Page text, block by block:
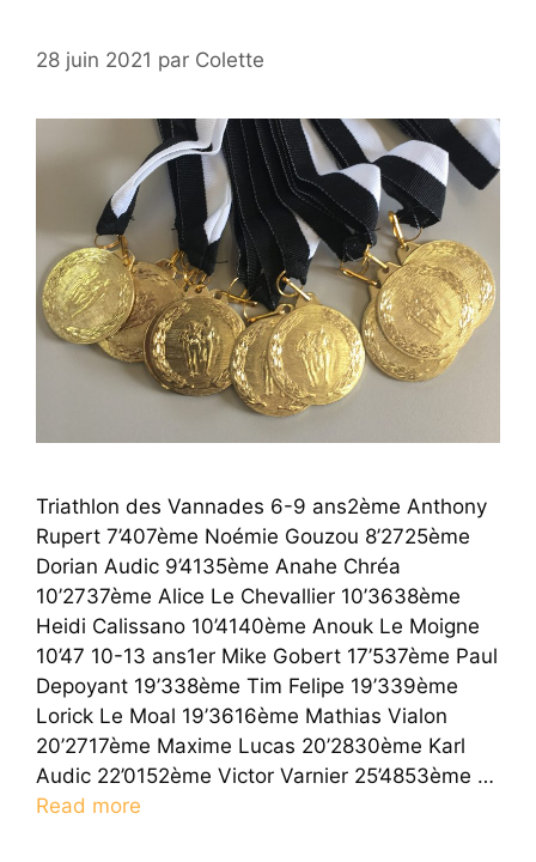
28 juin 2021 par Colette
Triathlon des Vannades 6-9 ans2ème Anthony
Rupert 7’407ème Noémie Gouzou 8’2725ème
Dorian Audic 9’4135ème Anahe Chréa
10’2737ème Alice Le Chevallier 10’3638ème
Heidi Calissano 10’4140ème Anouk Le Moigne
10’47 10-13 ans1er Mike Gobert 17’537ème Paul
Depoyant 19’338ème Tim Felipe 19’339ème
Lorick Le Moal 19’3616ème Mathias Vialon
20’2717ème Maxime Lucas 20’2830ème Karl
Audic 22’0152ème Victor Varnier 25’4853ème …
Read more